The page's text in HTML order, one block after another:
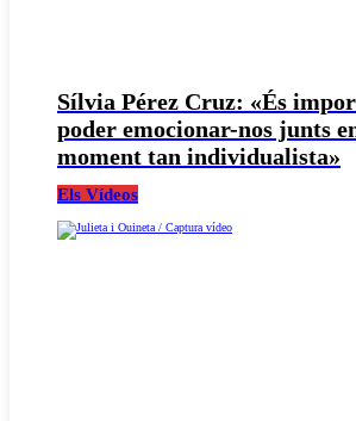
Sílvia Pérez Cruz: «És
poder emocionar-nos junts
moment tan individualista»
Els Vídeos